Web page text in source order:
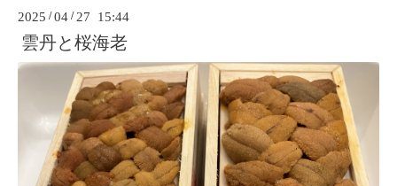
2025 /04 / 27 15:44
雲丹と桜海老